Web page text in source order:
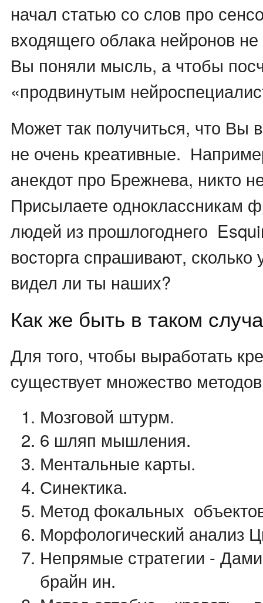
начал статью со слов про
входящего облака нейронов
Вы поняли мысль, а чтобы
«продвинутым
Может так получиться, что Вы
не очень креативные.
анекдот про Брежнева, никто
Присылаете одноклассникам
людей из прошлогоднего
восторга спрашивают, сколько
видел ли ты наших?
Как же быть в таком
Для того, чтобы выработать
существует множество
Мозговой штурм.
6 шляп мышления.
Ментальные карты.
Синектика.
Метод фокальных
Морфологический анализ
Непрямые стратегии -
брайн ин.